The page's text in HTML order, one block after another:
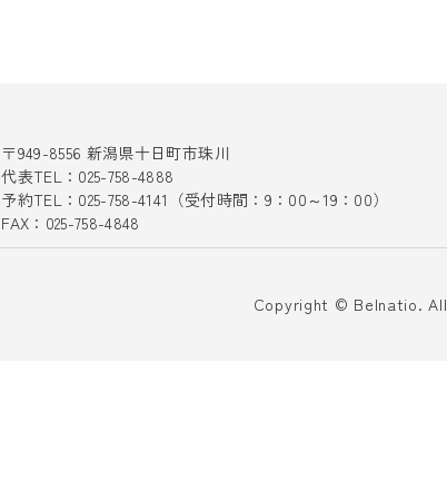
〒949-8556 新潟県十日町市珠川
代表TEL：025-758-4888
予約TEL：025-758-4141（受付時間：9：00～19：00）
FAX：025-758-4848
Copyright © Belnatio.